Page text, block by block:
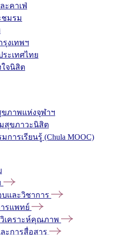
ะคาเฟ่
ชมรม
งเทพฯ
ะเทศไทย
จนิสิต
ภาพแห่งจุฬาฯ
สุขภาวะนิสิต
การเรียนรู้ (Chula MOOC)
และวิชาการ
รแพทย์
เคราะห์คุณภาพ
ะการสื่อสาร